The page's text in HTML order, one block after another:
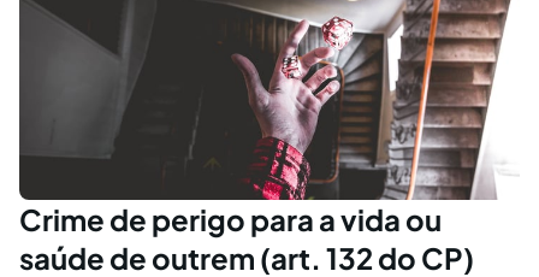
Crime de perigo para a vida ou
saúde de outrem (art. 132 do CP)